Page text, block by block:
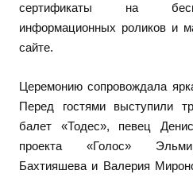
сертификаты на
информационных роликов и
сайте.
Церемонию сопровождала
Перед гостями выступили
балет «Тодес», певец
проекта «Голос»
Бахтияшева и Валерия